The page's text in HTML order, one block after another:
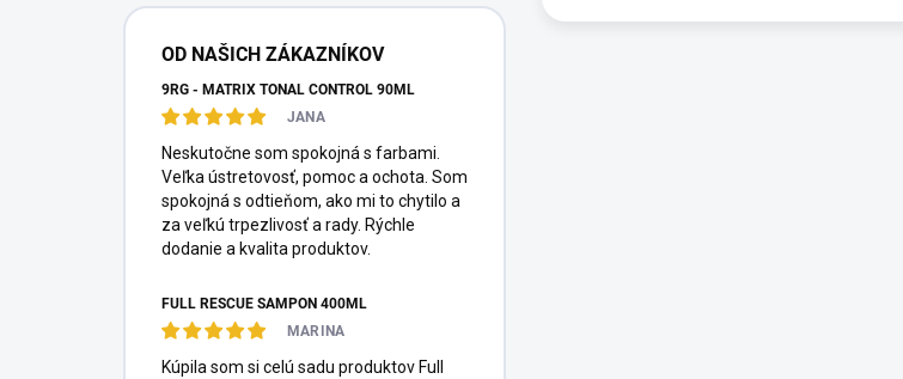
OD NAŠICH ZÁKAZNÍKOV
9RG - MATRIX TONAL CONTROL 90ML
JANA
Neskutočne som spokojná s farbami.
Veľka ústretovosť, pomoc a ochota. Som
spokojná s odtieňom, ako mi to chytilo a
za veľkú trpezlivosť a rady. Rýchle
dodanie a kvalita produktov.
FULL RESCUE ŠAMPÓN 400ML
MARINA
Kúpila som si celú sadu produktov Full